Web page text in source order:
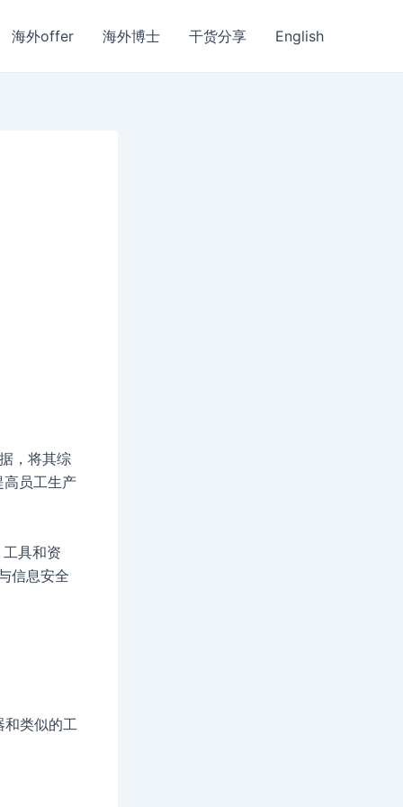
海外offer 海外博士 干货分享 English
，将其综
高员工生产
具和资
信息安全
类似的工